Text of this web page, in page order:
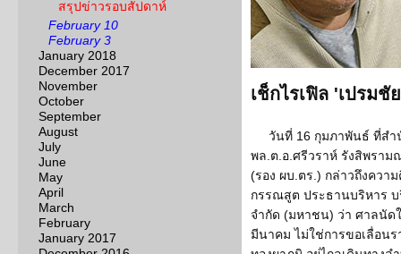
สรุปข่าวรอบสัปดาห์
February 10
February 3
January 2018
December 2017
November
October
September
August
July
June
May
April
March
February
January 2017
เช็กไรเฟิล 'เปรมชั
วันที่ 16 กุมภาพันธ์ ที่สำ
พล.ต.อ.ศรีวราห์ รังสิพรา
(รอง ผบ.ตร.) กล่าวถึงควา
กรรณสูต ประธานบริหาร บ
จำกัด (มหาชน) ว่า ศาลนัด
มีนาคม ไม่ใช่การขอเลื่อน